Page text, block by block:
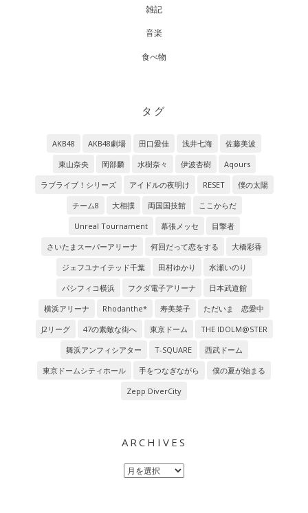
雑記
音楽
食べ物
タグ
AKB48 AKB48劇場 田口愛佳 浅井七海
佐藤美波
東山奈央
岡部麟 水樹奈々 伊波杏樹
Aqours
ラブライブ！シリーズ
アイドルの夜明け RESET
僕の太陽
チーム8
大相撲 両国国技館
ここからだ
Unreal Tournament
幕張メッセ
目撃者
さいたまスーパーアリーナ
何回だって恋をする
大橋彩香
ジェフユナイテッド千葉
田村ゆかり
水瀬いのり
パシフィコ横浜
フクダ電子アリーナ
日本武道館
横浜アリーナ
Rhodanthe* 寿美菜子
ただいま 恋愛中
J2リーグ
47の素敵な街へ 東京ドーム
THE IDOLM@STER
舞浜アンフィシアター
T-SQUARE
西武ドーム
東京ドームシティホール
手をつなぎながら
僕の夏が始まる
Zepp DiverCity
ARCHIVES
Archives